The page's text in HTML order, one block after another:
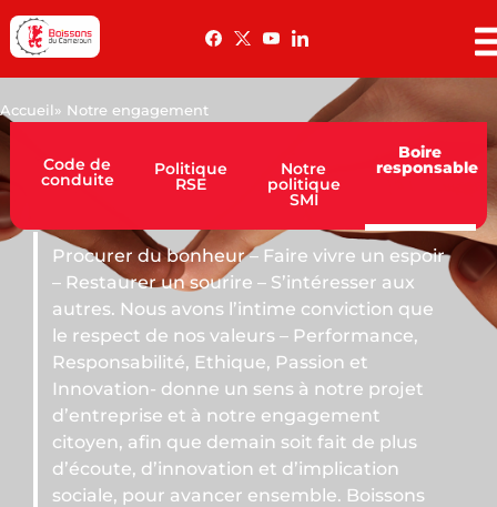
Accueil» Notre engagement
Code de
conduite
Politique
RSE
Notre
politique
SMI
Boire
responsable
– Faire vivre un espoir
– S’intéresser aux
l’intime conviction que
– Performance,
Passion et
sens à notre projet
engagement
soit fait de plus
et d’implication
ensemble. Boissons